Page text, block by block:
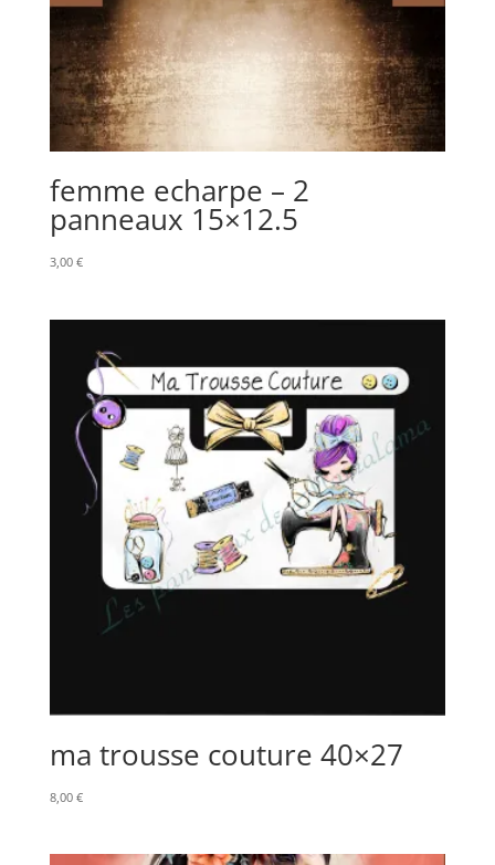
femme echarpe – 2
panneaux 15×12.5
3,00 €
ma trousse couture 40×27
8,00 €